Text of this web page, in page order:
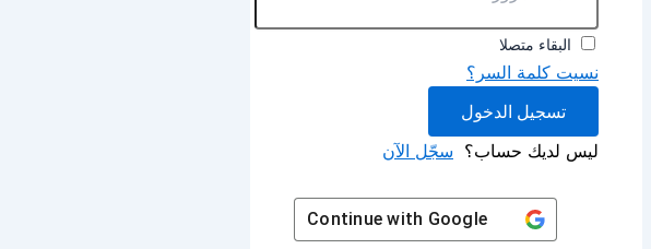
البقاء متصلا
نسيت كلمة السر؟
تسجيل الدخول
ليس لديك حساب؟ سجّل الآن
Continue with Google